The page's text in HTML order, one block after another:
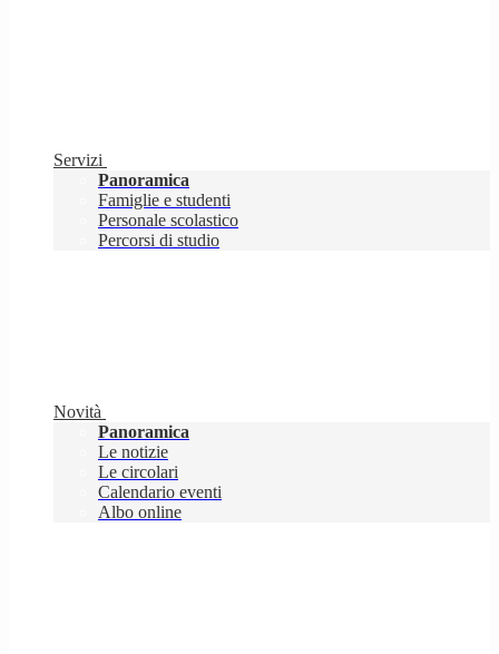
Servizi
Panoramica
Famiglie e studenti
Personale scolastico
Percorsi di studio
Novità
Panoramica
Le notizie
Le circolari
Calendario eventi
Albo online